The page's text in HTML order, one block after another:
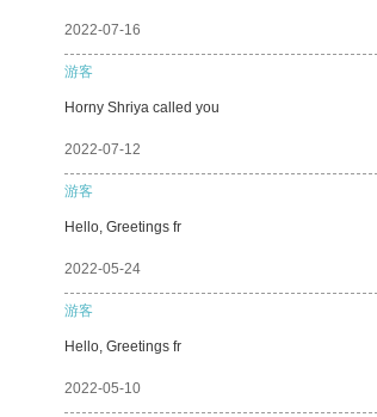
2022-07-16
游客
Horny Shriya called you
2022-07-12
游客
Hello, Greetings fr
2022-05-24
游客
Hello, Greetings fr
2022-05-10